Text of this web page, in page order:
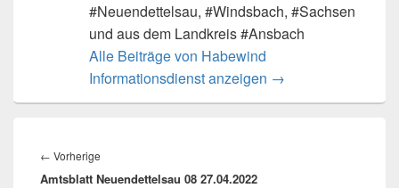
#Neuendettelsau, #Windsbach, #Sachsen
und aus dem Landkreis #Ansbach
Alle Beiträge von Habewind
Informationsdienst anzeigen →
← Vorherige
Beitrag:
Amtsblatt Neuendettelsau 08 27.04.2022